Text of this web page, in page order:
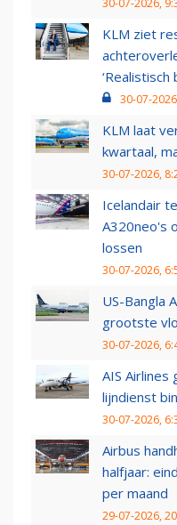
30-07-2026,
KLM ziet
‘Realistisch
30-07-
KLM laat
kwartaal,
30-07-2026,
Icelandair
A320neo's
lossen
30-07-2026,
US-Bangla
grootste
30-07-2026,
AIS
lijndienst
30-07-2026,
Airbus
halfjaar:
per maand
29-07-2026,